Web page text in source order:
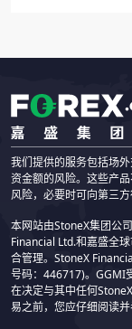
我们提供的服务包括场
资金额的风险。这些产
风险，必要时可向第三
本网站由StoneX集团公
Financial Ltd.和嘉盛全
合管理。StoneX
号码：446717)。GGMI
在决定与其中任何
易之前，您应仔细阅读